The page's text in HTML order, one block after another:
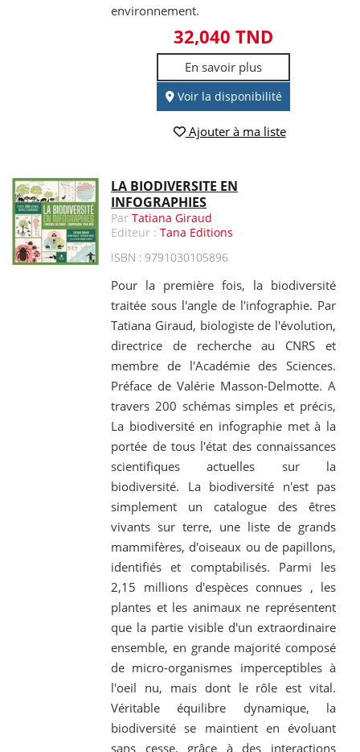
environnement.
32,040 TND
En savoir plus
Voir la disponibilité
Ajouter à ma liste
LA BIODIVERSITE EN
INFOGRAPHIES
ParTatiana Giraud
Editeur :Tana Editions
ISBN : 9791030105896
Pour la première fois, la biodiversité
traitée sous l'angle de l'infographie. Par
Tatiana Giraud, biologiste de l'évolution,
directrice de recherche au CNRS et
membre de l'Académie des Sciences.
Préface de Valérie Masson-Delmotte. A
travers 200 schémas simples et précis,
La biodiversité en infographie met à la
portée de tous l'état des connaissances
scientifiques actuelles sur la
biodiversité. La biodiversité n'est pas
simplement un catalogue des êtres
vivants sur terre, une liste de grands
mammifères, d'oiseaux ou de papillons,
identifiés et comptabilisés. Parmi les
2,15 millions d'espèces connues , les
plantes et les animaux ne représentent
que la partie visible d'un extraordinaire
ensemble, en grande majorité composé
de micro-organismes imperceptibles à
l'oeil nu, mais dont le rôle est vital.
Véritable équilibre dynamique, la
biodiversité se maintient en évoluant
sans cesse, grâce à des interactions